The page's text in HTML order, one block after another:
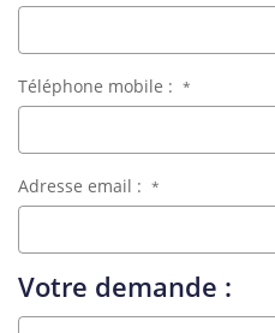
Téléphone mobile : *
Adresse email : *
Votre demande :